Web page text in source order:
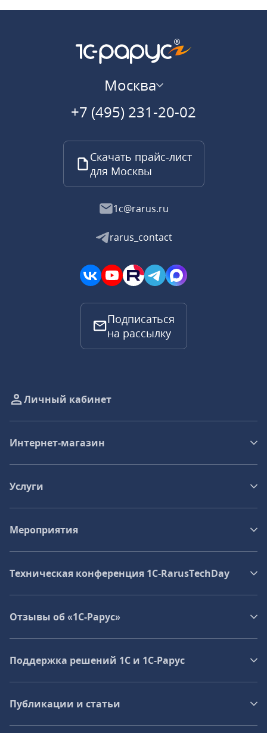
Москва
+7 (495) 231-20-02
Скачать прайс-лист
для Москвы
1c@rarus.ru
rarus_contact
Подписаться
на рассылку
Личный кабинет
Интернет-магазин
Услуги
Мероприятия
Техническая конференция 1C‑RarusTechDay
Отзывы об «1С-Рарус»
Поддержка решений 1С и 1С‑Рарус
Публикации и статьи